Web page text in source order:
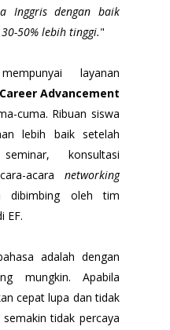
Inggris dengan baik
50% lebih tinggi."
layanan
Career Advancement
cuma. Ribuan siswa
lebih baik setelah
konsultasi
acara networking
dibimbing oleh tim
EF.
adalah dengan
mungkin. Apabila
cepat lupa dan tidak
tidak percaya